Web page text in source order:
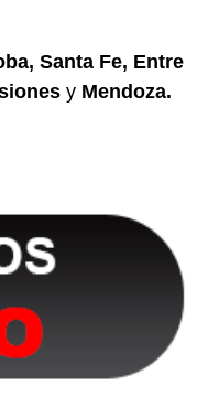
Santa Fe, Entre
y Mendoza.